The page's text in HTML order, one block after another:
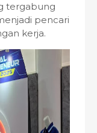
tergabung
pencari
kerja.